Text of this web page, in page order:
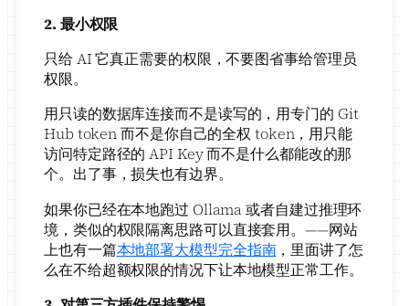
2. 最小权限
只给 AI 它真正需要的权限，不要图省事给管理员
权限。
用只读的数据库连接而不是读写的，用专门的 Git
Hub token 而不是你自己的全权 token，用只能
访问特定路径的 API Key 而不是什么都能改的那
个。出了事，损失也有边界。
如果你已经在本地跑过 Ollama 或者自建过推理环
境，类似的权限隔离思路可以直接套用。——网站
上也有一篇本地部署大模型完全指南，里面讲了怎
么在不给超额权限的情况下让本地模型正常工作。